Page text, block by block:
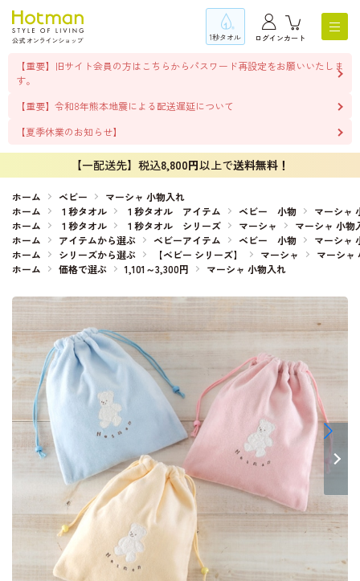
1秒タオル ログインカート
【重要】旧サイト会員の方はこちらからパスワード再設定をお願いいたしま
す。
【重要】令和8年熊本地震による配送遅延について
【夏季休業のお知らせ】
【一配送先】税込8,800円以上で送料無料！
ホーム ベビー
マーシャ 小物入れ
ホーム
１秒タオル １秒タオル アイテム ベビー 小物
マーシャ
ホーム
１秒タオル １秒タオル シリーズ マーシャ
マーシャ 小物
ホーム
アイテムから選ぶ ベビーアイテム ベビー 小物
マーシャ
ホーム
シリーズから選ぶ 【ベビー シリーズ】 マーシャ
マーシャ
ホーム
価格で選ぶ 1,101～3,300円 マーシャ 小物入れ